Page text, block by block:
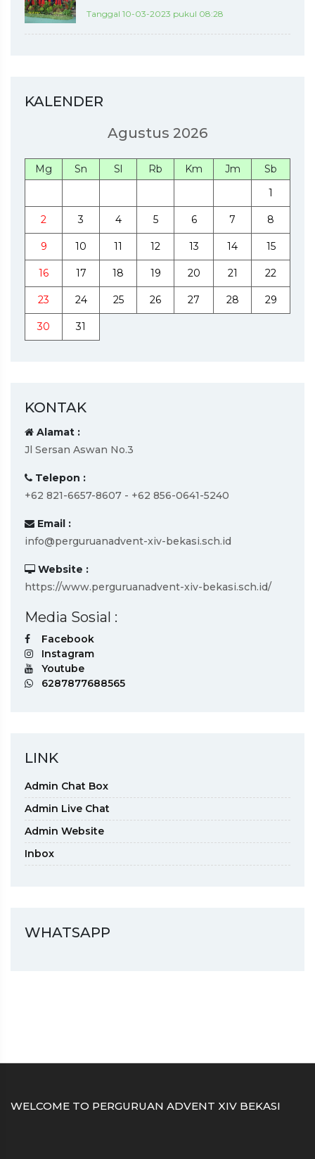
Tanggal 10-03-2023 pukul 08:28
KALENDER
Agustus 2026
Mg Sn Sl Rb Km Jm
Sb
1
2 3 4 5 6 7 8
9 10 11 12 13 14 15
16 17 18 19 20 21 22
23 24 25 26 27 28 29
30 31
KONTAK
Alamat :
Jl Sersan Aswan No.3
Telepon :
+62 821-6657-8607 - +62 856-0641-5240
Email :
info@perguruanadvent-xiv-bekasi.sch.id
Website :
https://www.perguruanadvent-xiv-bekasi.sch.id/
Media Sosial :
Facebook
Instagram
Youtube
6287877688565
LINK
Admin Chat Box
Admin Live Chat
Admin Website
Inbox
WHATSAPP
WELCOME TO PERGURUAN ADVENT XIV BEKASI